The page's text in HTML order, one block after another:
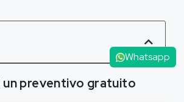
preventivo gratuito
Whatsapp